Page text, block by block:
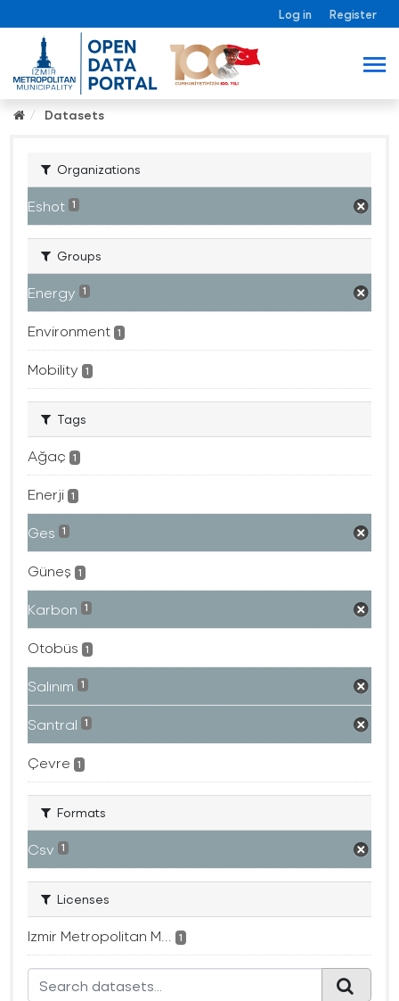
Log in Register
Datasets
Organizations
Eshot 1
Groups
Energy 1
Environment 1
Mobility 1
Tags
Ağaç 1
Enerji 1
Ges 1
Güneş 1
Karbon 1
Otobüs 1
Salınım 1
Santral 1
Çevre 1
Formats
Csv 1
Licenses
Izmir Metropolitan M... 1